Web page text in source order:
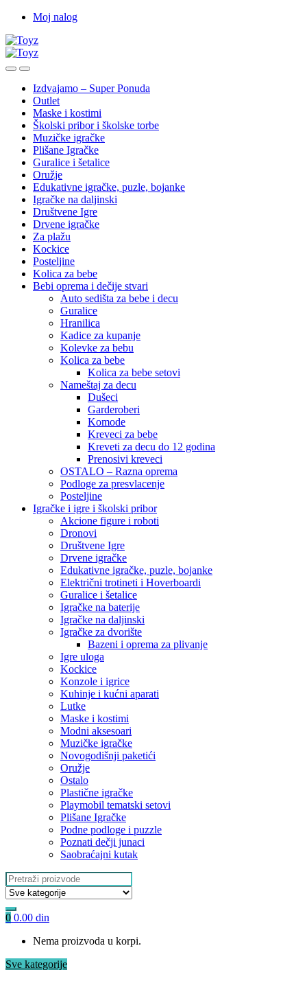
Skip
navigation
Skip
content
Moj nalog
Izdvajamo – Super Ponuda
Outlet
Maske i kostimi
Školski pribor i školske torbe
Muzičke igračke
Plišane Igračke
Guralice i šetalice
Oružje
Edukativne igračke, puzle, bojanke
Igračke na daljinski
Društvene Igre
Drvene igračke
Za plažu
Kockice
Posteljine
Kolica za bebe
Bebi oprema i dečije stvari
Auto sedišta za bebe i decu
Guralice
Hranilica
Kadice za kupanje
Kolevke za bebu
Kolica za bebe
Kolica za bebe setovi
Nameštaj za decu
Dušeci
Garderoberi
Komode
Kreveci za bebe
Kreveti za decu do 12 godina
Prenosivi kreveci
OSTALO – Razna oprema
Podloge za presvlacenje
Posteljine
Igračke i igre i školski pribor
Akcione figure i roboti
Dronovi
Društvene Igre
Drvene igračke
Edukativne igračke, puzle, bojanke
Električni trotineti i Hoverboardi
Guralice i šetalice
Igračke na baterije
Igračke na daljinski
‎Igračke za dvorište
Bazeni i oprema za plivanje
Igre uloga
Kockice
Konzole i igrice
Kuhinje i kućni aparati
Lutke
Maske i kostimi
Modni aksesoari
Muzičke igračke
Novogodišnji paketići
Oružje
Ostalo
Plastične igračke
Playmobil tematski setovi
Plišane Igračke
Podne podloge i puzzle
Poznati dečji junaci
Saobraćajni kutak
Search
for:
0 0.00 din
Nema proizvoda u korpi.
Sve kategorije